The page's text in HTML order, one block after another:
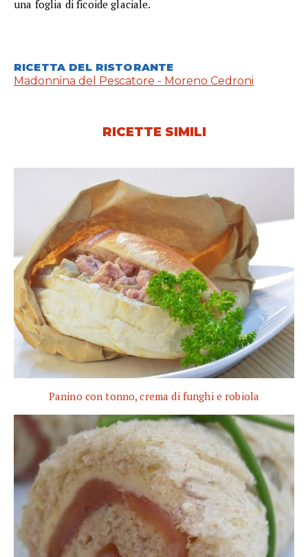
una foglia di ficoide glaciale.
RICETTA DEL RISTORANTE
Madonnina del Pescatore - Moreno Cedroni
RICETTE SIMILI
Panino con tonno, crema di funghi e robiola